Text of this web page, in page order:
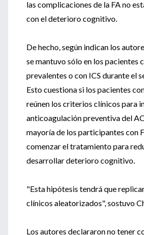
las complicaciones de la FA no
con el deterioro cognitivo.
De hecho, según indican los
se mantuvo sólo en los pacientes
prevalentes o con ICS durante el
Esto cuestiona si los pacientes
reúnen los criterios clínicos para
anticoagulación preventiva del
mayoría de los participantes con
comenzar el tratamiento para
desarrollar deterioro cognitivo.
"Esta hipótesis tendrá que
clínicos aleatorizados", sostuvo
Los autores declararon no tener